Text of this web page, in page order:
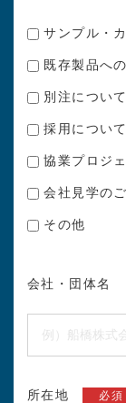
サンプル・
既存製品へ
別注につい
採用につい
協業プロジ
会社見学の
その他
会社・団体名
所在地 必須